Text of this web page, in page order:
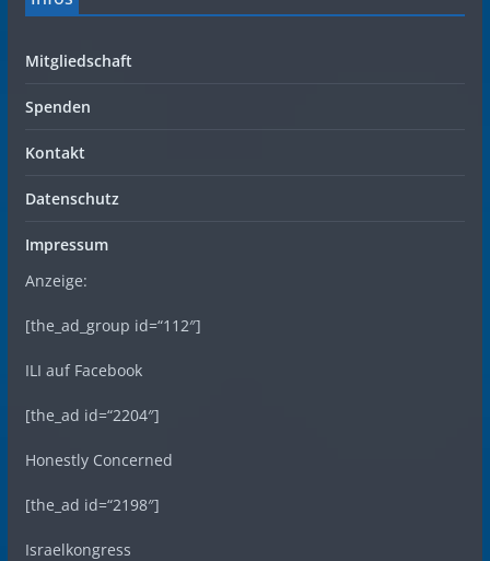
Mitgliedschaft
Spenden
Kontakt
Datenschutz
Impressum
Anzeige:
[the_ad_group id=“112″]
ILI auf Facebook
[the_ad id=“2204″]
Honestly Concerned
[the_ad id=“2198″]
Israelkongress